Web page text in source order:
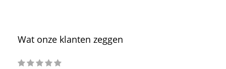
Wat onze klanten zeggen